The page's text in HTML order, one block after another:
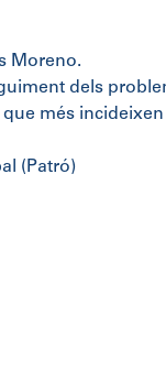
Moreno.
dels
més
(Patró)